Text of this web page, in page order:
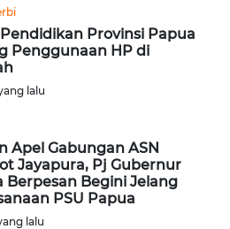
Provinsi Papua
Penggunaan HP di
lalu
Apel Gabungan ASN
Jayapura, Pj Gubernur
Berpesan Begini Jelang
PSU Papua
lalu